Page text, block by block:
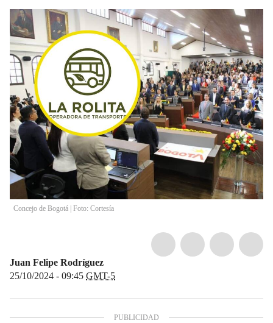
Concejo de Bogotá | Foto: Cortesía
Juan Felipe Rodríguez
25/10/2024 - 09:45 GMT-5